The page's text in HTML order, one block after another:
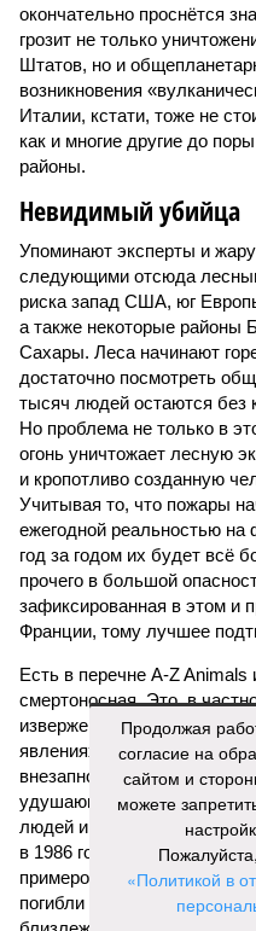
окончательно проснётся
грозит не только
Штатов, но и
возникновения
Италии, кстати, тоже не
как и многие другие до
районы.
Невидимый убийца
Упоминают эксперты и
следующими отсюда
риска запад США, юг
а также некоторые районы
Сахары. Леса начинают
достаточно посмотреть
тысяч людей остаются без
Но проблема не только в
огонь уничтожает лесную
и кропотливо созданную
Учитывая то, что пожары
ежегодной реальностью на
год за годом их будет всё
прочего в большой
зафиксированная в этом и
Франции, тому лучшее
Есть в перечне A-Z Animals
смертоносная. Это, в
извержения», о которых
явлениях, когда большое
внезапно вырывается из
удушающее газовое
людей и животных.
в 1986 году остаётся
примеров: более 1700
погибли из-за внезапного
Продолжая
согласие на
сайтом и
можете
«Политикой в